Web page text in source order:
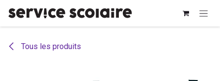
Tous les produits